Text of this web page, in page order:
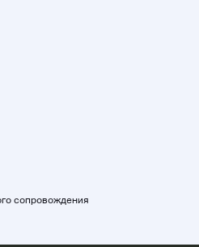
и оценить «очень
вы предлагаете. )
состояние царапин
такие как часы,
сопровождения